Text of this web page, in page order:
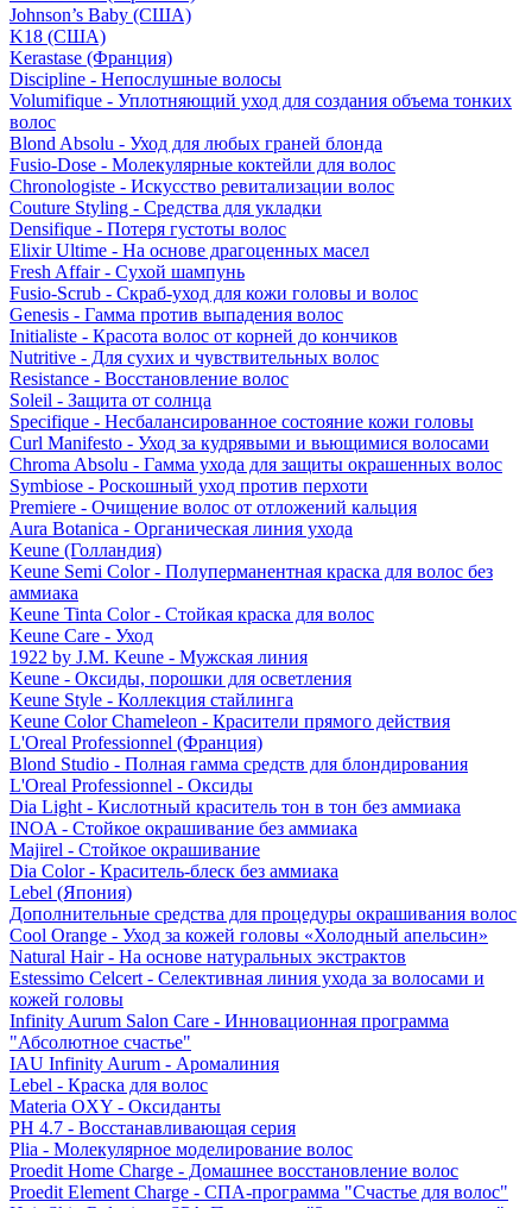
Johnson’s Baby (США)
K18 (США)
Kerastase (Франция)
Discipline - Непослушные волосы
Volumifique - Уплотняющий уход для создания объема тонких
волос
Blond Absolu - Уход для любых граней блонда
Fusio-Dose - Молекулярные коктейли для волос
Chronologiste - Искусство ревитализации волос
Couture Styling - Средства для укладки
Densifique - Потеря густоты волос
Elixir Ultime - На основе драгоценных масел
Fresh Affair - Сухой шампунь
Fusio-Scrub - Скраб-уход для кожи головы и волос
Genesis - Гамма против выпадения волос
Initialiste - Красота волос от корней до кончиков
Nutritive - Для сухих и чувствительных волос
Resistance - Восстановление волос
Soleil - Защита от солнца
Specifique - Несбалансированное состояние кожи головы
Curl Manifesto - Уход за кудрявыми и вьющимися волосами
Chroma Absolu - Гамма ухода для защиты окрашенных волос
Symbiose - Роскошный уход против перхоти
Premiere - Очищение волос от отложений кальция
Aura Botanica - Органическая линия ухода
Keune (Голландия)
Keune Semi Color - Полуперманентная краска для волос без
аммиака
Keune Tinta Color - Стойкая краска для волос
Keune Care - Уход
1922 by J.M. Keune - Мужская линия
Keune - Оксиды, порошки для осветления
Keune Style - Коллекция стайлинга
Keune Color Chameleon - Красители прямого действия
L'Oreal Professionnel (Франция)
Blond Studio - Полная гамма средств для блондирования
L'Oreal Professionnel - Оксиды
Dia Light - Кислотный краситель тон в тон без аммиака
INOA - Стойкое окрашивание без аммиака
Majirel - Стойкое окрашивание
Dia Color - Краситель-блеск без аммиака
Lebel (Япония)
Дополнительные средства для процедуры окрашивания волос
Cool Orange - Уход за кожей головы «Холодный апельсин»
Natural Hair - На основе натуральных экстрактов
Estessimo Celcert - Селективная линия ухода за волосами и
кожей головы
Infinity Aurum Salon Care - Инновационная программа
"Абсолютное счастье"
IAU Infinity Aurum - Аромалиния
Lebel - Краска для волос
Materia OXY - Оксиданты
PH 4.7 - Восстанавливающая серия
Plia - Молекулярное моделирование волос
Proedit Home Charge - Домашнее восстановление волос
Proedit Element Charge - СПА-программа "Счастье для волос"